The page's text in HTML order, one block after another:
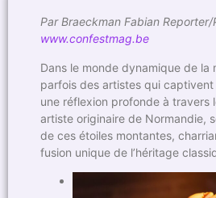
Par Braeckman Fabian
www.confestmag.be
Dans le monde dynamique de la
parfois des artistes qui captivent
une réflexion profonde à travers
artiste originaire de Normandie,
de ces étoiles montantes,
fusion unique de l’héritage